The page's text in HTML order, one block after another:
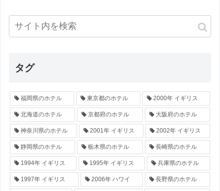
タグ
福岡県のホテル 東京都のホテル 2000年 イギリス
北海道のホテル 京都府のホテル 大阪府のホテル
神奈川県のホテル 2001年 イギリス 2002年 イギリス
静岡県のホテル 栃木県のホテル 長崎県のホテル
1994年 イギリス 1995年 イギリス 兵庫県のホテル
1997年 イギリス 2006年 ハワイ 長野県のホテル